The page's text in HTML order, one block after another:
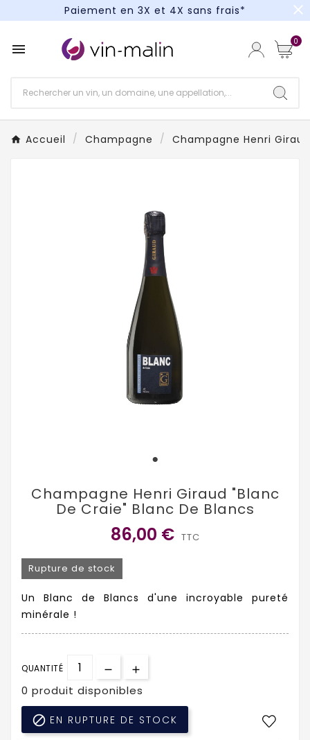
Paiement en 3X et 4X sans frais*
Paiement en 3X et 4X sans frais*
close
 0
Accueil Champagne Champagne Henri Giraud
Champagne Henri Giraud "Blanc
De Craie" Blanc De Blancs
86,00 € TTC
Rupture de stock
Un Blanc de Blancs d'une incroyable pureté
minérale !
QUANTITÉ
0 produit disponibles
 EN RUPTURE DE STOCK